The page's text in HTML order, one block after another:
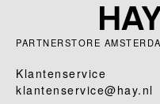
PARTNERSTORE
Klantenservice
klantenservice@hay.nl